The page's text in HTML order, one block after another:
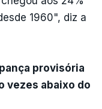
1960", diz a
provisória
vezes abaixo do